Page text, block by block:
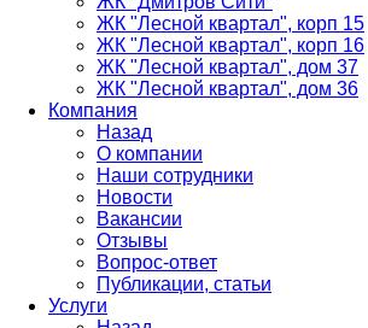
ЖК "Лесной квартал", корп 15
ЖК "Лесной квартал", корп 16
ЖК "Лесной квартал", дом 37
ЖК "Лесной квартал", дом 36
Компания
Назад
О компании
Наши сотрудники
Новости
Вакансии
Отзывы
Вопрос-ответ
Публикации, статьи
Услуги